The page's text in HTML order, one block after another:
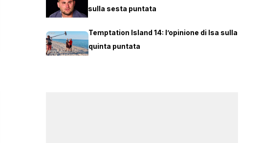
sulla sesta puntata
Temptation Island 14: l’opinione di Isa sulla
quinta puntata